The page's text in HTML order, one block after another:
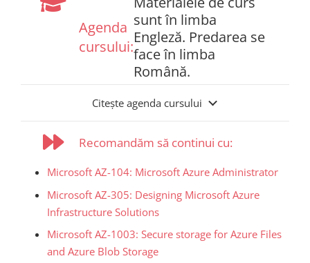
Agenda
cursului:
sunt în limba
Engleză. Predarea se
face în limba
Română.
Citește agenda cursului
Recomandăm să continui cu:
Microsoft AZ-104: Microsoft Azure Administrator
Microsoft AZ-305: Designing Microsoft Azure
Infrastructure Solutions
Microsoft AZ-1003: Secure storage for Azure Files
and Azure Blob Storage